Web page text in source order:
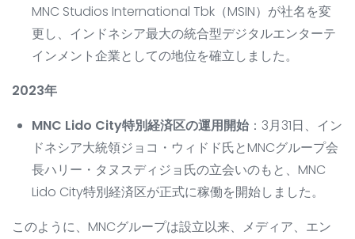
MNC Studios International Tbk（MSIN）が社名を変
更し、インドネシア最大の統合型デジタルエンターテ
インメント企業としての地位を確立しました。
2023年
MNC Lido City特別経済区の運用開始 ：3月31日、イン
ドネシア大統領ジョコ・ウィドド氏とMNCグループ会
長ハリー・タヌスディジョ氏の立会いのもと、MNC
Lido City特別経済区が正式に稼働を開始しました。
このように、MNCグループは設立以来、メディア、エン